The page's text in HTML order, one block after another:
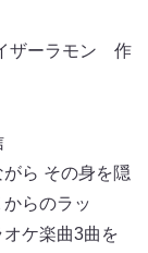
ザーラモン 作
ら その身を隠
らのラッ
ケ楽曲3曲を